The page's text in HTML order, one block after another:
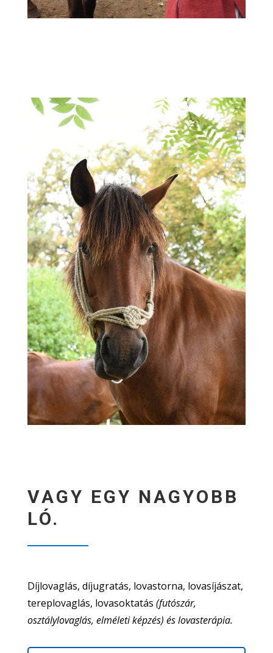
VAGY EGY NAGYOBB
LÓ.
Díjlovaglás, díjugratás, lovastorna, lovasíjászat,
tereplovaglás, lovasoktatás (futószár,
osztálylovaglás, elméleti képzés) és lovasterápia.